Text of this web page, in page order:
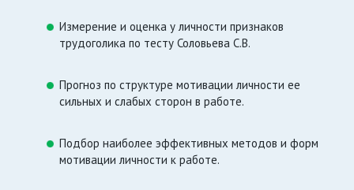
Измерение и оценка у личности признаков
трудоголика по тесту Соловьева С.В.
Прогноз по структуре мотивации личности ее
сильных и слабых сторон в работе.
Подбор наиболее эффективных методов и форм
мотивации личности к работе.